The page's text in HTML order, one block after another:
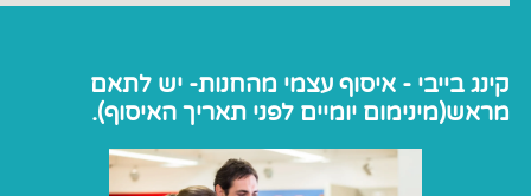
קינג בייבי - איסוף עצמי מהחנות- יש לתאם
מראש(מינימום יומיים לפני תאריך האיסוף).